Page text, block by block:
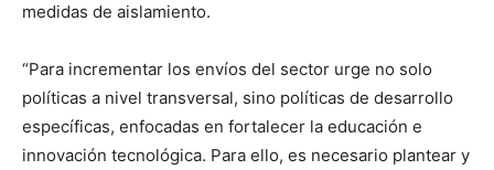
medidas de aislamiento.
“Para incrementar los envíos del sector urge no solo
políticas a nivel transversal, sino políticas de desarrollo
específicas, enfocadas en fortalecer la educación e
innovación tecnológica. Para ello, es necesario plantear y